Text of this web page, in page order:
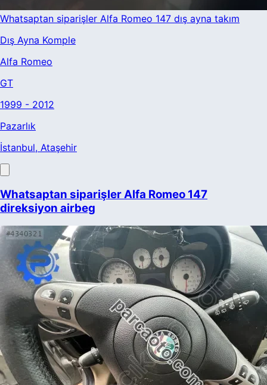
Whatsaptan siparişler Alfa Romeo 147 dış ayna takım
Dış Ayna Komple
Alfa Romeo
GT
1999 - 2012
Pazarlık
İstanbul, Ataşehir
Whatsaptan siparişler Alfa Romeo 147
direksiyon airbeg